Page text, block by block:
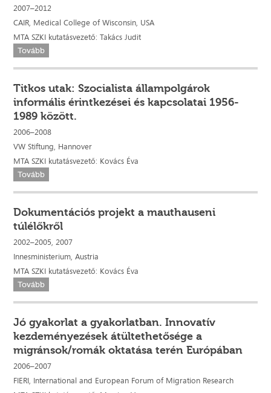
2007–2012
CAIR, Medical College of Wisconsin, USA
MTA SZKI kutatásvezető: Takács Judit
Tovább
Titkos utak: Szocialista állampolgárok
informális érintkezései és kapcsolatai 1956-
1989 között.
2006–2008
VW Stiftung, Hannover
MTA SZKI kutatásvezető: Kovács Éva
Tovább
Dokumentációs projekt a mauthauseni
túlélőkről
2002–2005, 2007
Innesministerium, Austria
MTA SZKI kutatásvezető: Kovács Éva
Tovább
Jó gyakorlat a gyakorlatban. Innovatív
kezdeményezések átültethetősége a
migránsok/romák oktatása terén Európában
2006–2007
FIERI, International and European Forum of Migration Research